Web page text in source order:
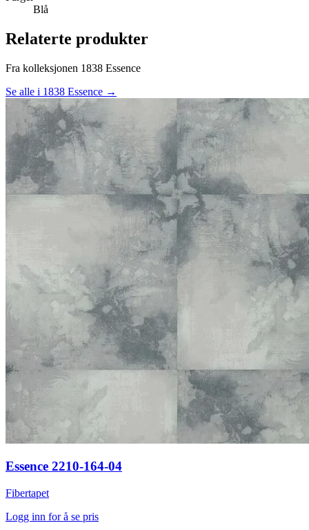
Blå
Relaterte produkter
Fra kolleksjonen 1838 Essence
Se alle i 1838 Essence →
Essence 2210-164-04
Fibertapet
Logg inn for å se pris